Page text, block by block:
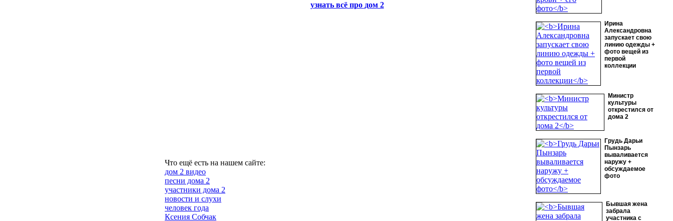
Ирина
Александровна
запускает свою
линию одежды +
фото вещей из
первой
коллекции
Министр
культуры
открестился от
дома 2
Грудь Дарьи
Пынзарь
вываливается
наружу +
обсуждаемое
фото
Бывшая жена
забрала
участника с
узнать всё про дом 2
Что ещё есть на нашем сайте:
дом 2 видео
песни дома 2
участники дома 2
новости и слухи
человек года
Ксения Собчак